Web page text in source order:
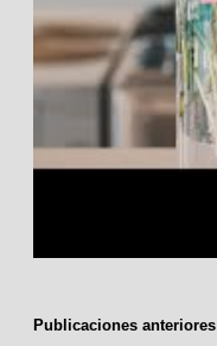
Publicaciones anteriores